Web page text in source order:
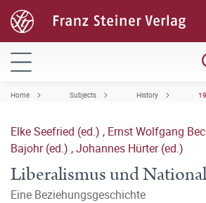
Home Subjects History
Elke Seefried (ed.) , Ernst Wolfgang
Bajohr (ed.) ,Johannes Hürter (ed.)
Liberalismus und
Eine Beziehungsgeschichte